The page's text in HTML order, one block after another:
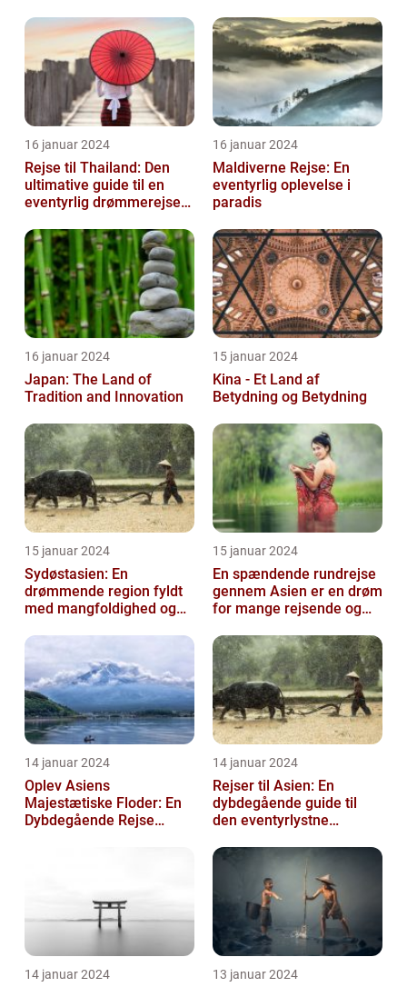
16 januar 2024
Rejse til Thailand: Den
ultimative guide til en
eventyrlig drømmerejse
16 januar 2024
Maldiverne Rejse: En
eventyrlig oplevelse i
paradis
16 januar 2024
Japan: The Land of
Tradition and Innovation
15 januar 2024
Kina - Et Land af
Betydning og Betydning
15 januar 2024
Sydøstasien: En
drømmende region fyldt
med mangfoldighed og
15 januar 2024
En spændende rundrejse
gennem Asien er en drøm
for mange rejsende og
14 januar 2024
Oplev Asiens
Majestætiske Floder: En
Dybdegående Rejse
14 januar 2024
Rejser til Asien: En
dybdegående guide til
den eventyrlystne
14 januar 2024 13 januar 2024